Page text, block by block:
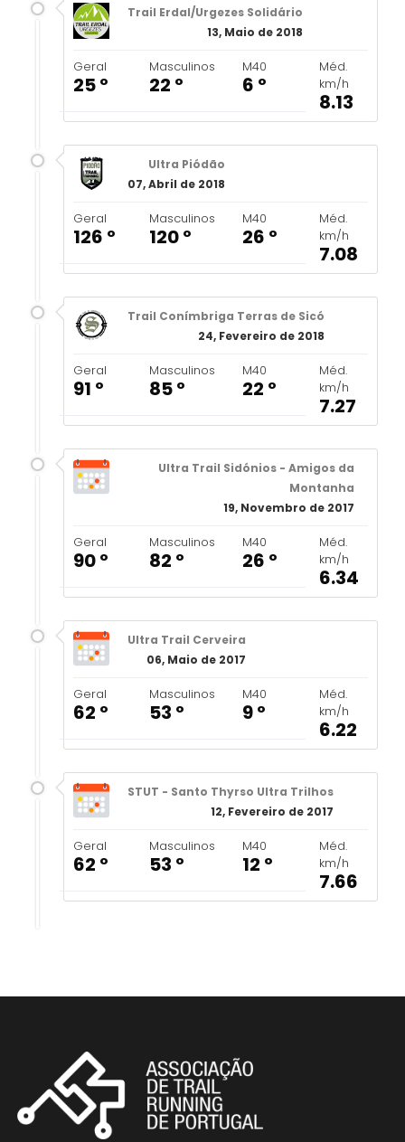
Trail Erdal/Urgezes Solidário
13, Maio de 2018
Geral
25 º
Masculinos
22 º
M40
6 º
Méd.
km/h
8.13
Ultra Piódão
07, Abril de 2018
Geral
126 º
Masculinos
120 º
M40
26 º
Méd.
km/h
7.08
Trail Conímbriga Terras de Sicó
24, Fevereiro de 2018
Geral
91 º
Masculinos
85 º
M40
22 º
Méd.
km/h
7.27
Ultra Trail Sidónios - Amigos da
Montanha
19, Novembro de 2017
Geral
90 º
Masculinos
82 º
M40
26 º
Méd.
km/h
6.34
Ultra Trail Cerveira
06, Maio de 2017
Geral
62 º
Masculinos
53 º
M40
9 º
Méd.
km/h
6.22
STUT - Santo Thyrso Ultra Trilhos
12, Fevereiro de 2017
Geral
62 º
Masculinos
53 º
M40
12 º
Méd.
km/h
7.66